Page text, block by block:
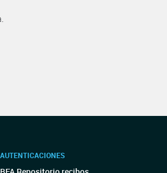
AUTENTICACIONES